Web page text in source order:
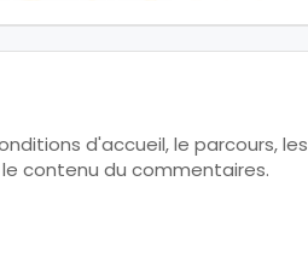
d'accueil, le parcours, les
contenu du commentaires.